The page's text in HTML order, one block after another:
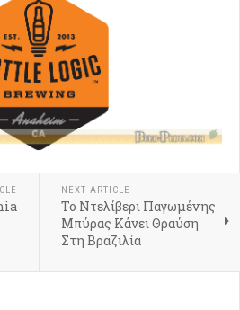
NEXT ARTICLE
Το Ντελίβερι Παγωμένης
Μπύρας Κάνει Θραύση
Στη Βραζιλία